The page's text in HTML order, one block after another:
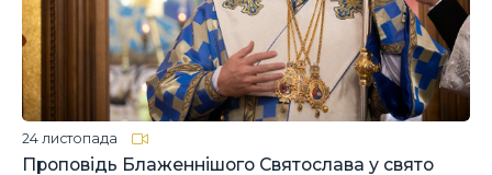
Проповідь Блаженнішого Святослава у свято
24 листопада